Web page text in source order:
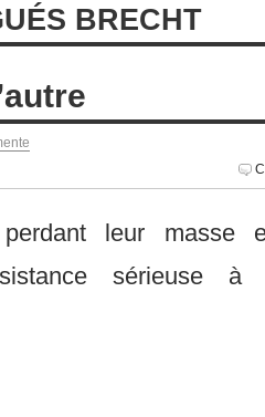
BRECHT
leur masse
sérieuse à